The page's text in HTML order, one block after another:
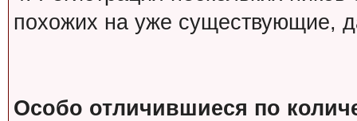
похожих на уже существующие,
Особо отличившиеся по